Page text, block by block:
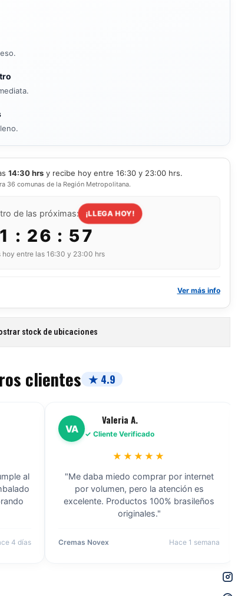
14:30 hrs y recibe hoy entre 16:30 y 23:00 hrs.
36 comunas de la Región Metropolitana.
de las próximas: ¡LLEGA HOY!
: 26 : 56
hoy entre las 16:30 y 23:00 hrs
Ver más info
stock de ubicaciones
clientes ★ 4.9
CL
Carolina L.
✓ Cliente Verificado
★★★★★
"Encontré la marca Griffus a un precio
que no había visto en ninguna otra
distribuidora. Llegó en perfecto estado a
Viña del Mar."
Shampoo Griffus Hace 1 semana